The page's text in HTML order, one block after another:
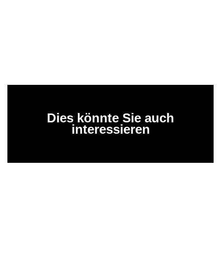
Dies könnte Sie auch
interessieren